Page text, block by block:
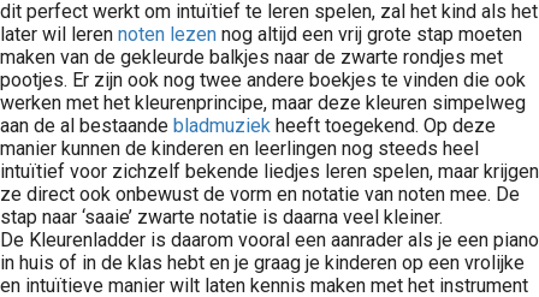
dit perfect werkt om intuïtief te leren spelen, zal het kind als het
later wil leren noten lezen nog altijd een vrij grote stap moeten
maken van de gekleurde balkjes naar de zwarte rondjes met
pootjes. Er zijn ook nog twee andere boekjes te vinden die ook
werken met het kleurenprincipe, maar deze kleuren simpelweg
aan de al bestaande bladmuziek heeft toegekend. Op deze
manier kunnen de kinderen en leerlingen nog steeds heel
intuïtief voor zichzelf bekende liedjes leren spelen, maar krijgen
ze direct ook onbewust de vorm en notatie van noten mee. De
stap naar ‘saaie’ zwarte notatie is daarna veel kleiner.
De Kleurenladder is daarom vooral een aanrader als je een piano
in huis of in de klas hebt en je graag je kinderen op een vrolijke
en intuïtieve manier wilt laten kennis maken met het instrument